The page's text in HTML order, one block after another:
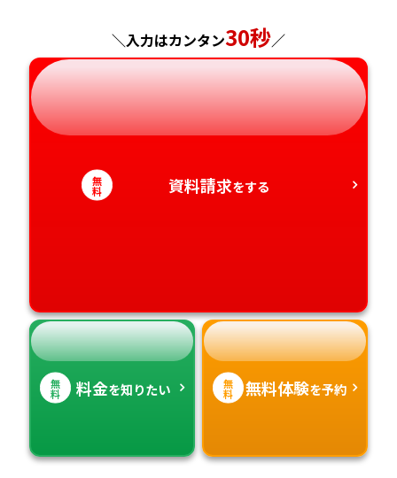
神奈川県
岐阜県
静岡県
愛知県
奈良県
和歌山県
山口県
徳島県
香川県
長崎県
熊本県
大分県
宮崎県
＼入力はカンタン30秒／
無
料 資料請求をする
無
料 料金を知りたい 無
料 無料体験を予約